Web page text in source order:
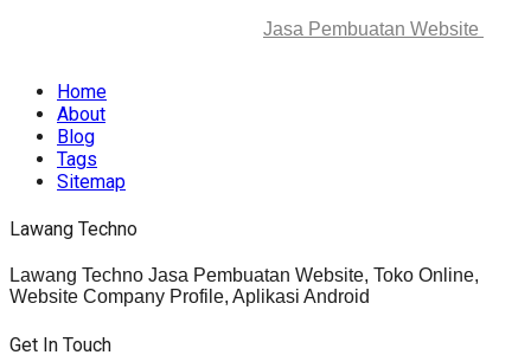
Jasa Pembuatan Website
Home
About
Blog
Tags
Sitemap
Lawang Techno
Lawang Techno Jasa Pembuatan Website, Toko Online,
Website Company Profile, Aplikasi Android
Get In Touch